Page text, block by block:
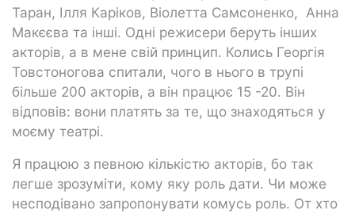
Таран, Ілля Каріков, Віолетта Самсоненко, Анна
Макєєва та інші. Одні режисери беруть інших
акторів, а в мене свій принцип. Колись Георгія
Товстоногова спитали, чого в нього в трупі
більше 200 акторів, а він працює 15 -20. Він
відповів: вони платять за те, що знаходяться у
моєму театрі.
Я працюю з певною кількістю акторів, бо так
легше зрозуміти, кому яку роль дати. Чи може
несподівано запропонувати комусь роль. От хто